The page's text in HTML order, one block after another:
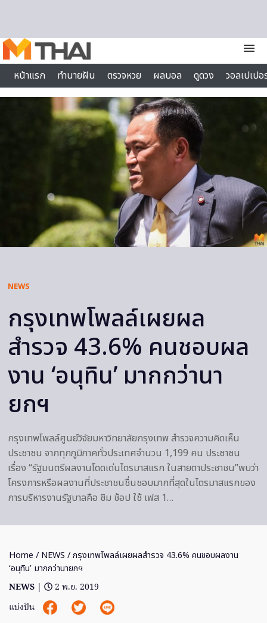
menu
หน้าแรก
ทำนายฝัน ตรวจหวย ผลบอล ดูดวง
วอลเปเป
ไลฟ์สไตล์
NEWS
กรุงเทพโพลล์เผยผล
สำรวจ 43.6% คนชอบผล
งาน ‘อนุทิน’ มากกว่านา
ยกฯ
กรุงเทพโพลล์ศูนย์วิจัยมหาวิทยาลัยกรุงเทพ สำรวจความคิดเห็น
ประชาชน จากทุกภูมิภาคทั่วประเทศจำนวน 1,199 คน ประชาชน
เรื่อง “รัฐมนตรีผลงานโดดเด่นไตรมาสแรก ในสายตาประชาชน”พบว่า
โครงการหรือผลงานที่ประชาชนชื่นชอบมากที่สุดในไตรมาสแรกของ
การบริหารงานรัฐบาลคือ ชิม ช้อป ใช้ เฟส 1…
Home / NEWS / กรุงเทพโพลล์เผยผลสำรวจ 43.6% คนชอบผลงาน
‘อนุทิน’ มากกว่านายกฯ
NEWS |
2 พ.ย. 2019
แบ่งปัน